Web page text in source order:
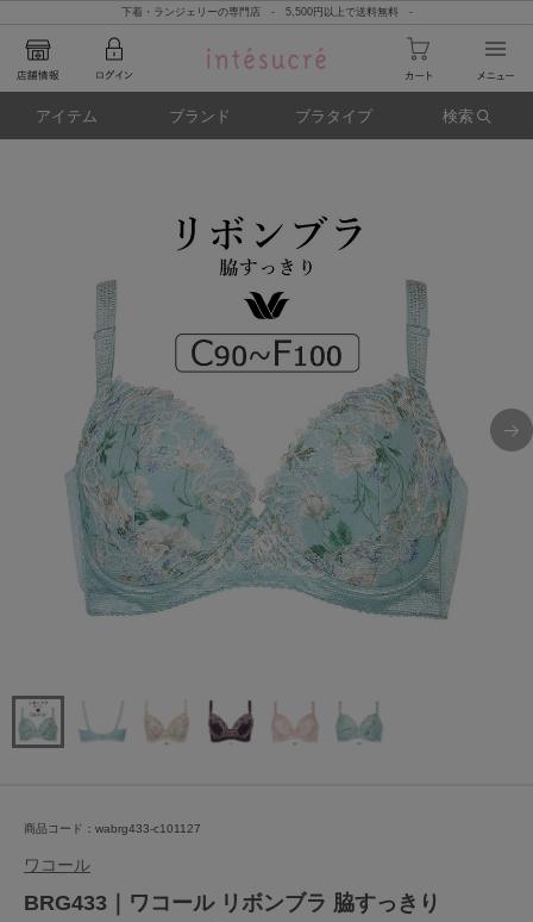
下着・ランジェリーの専門店 - 5,500円以上で送料無料 -
アイテム ブランド ブラタイプ 検索
商品コード：wabrg433-c101127
ワコール
BRG433｜ワコール リボンブラ 脇すっきり